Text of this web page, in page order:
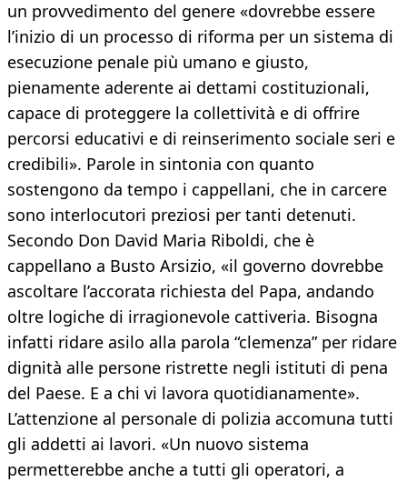
un provvedimento del genere «dovrebbe essere
l’inizio di un processo di riforma per un sistema di
esecuzione penale più umano e giusto,
pienamente aderente ai dettami costituzionali,
capace di proteggere la collettività e di offrire
percorsi educativi e di reinserimento sociale seri e
credibili». Parole in sintonia con quanto
sostengono da tempo i cappellani, che in carcere
sono interlocutori preziosi per tanti detenuti.
Secondo Don David Maria Riboldi, che è
cappellano a Busto Arsizio, «il governo dovrebbe
ascoltare l’accorata richiesta del Papa, andando
oltre logiche di irragionevole cattiveria. Bisogna
infatti ridare asilo alla parola “clemenza” per ridare
dignità alle persone ristrette negli istituti di pena
del Paese. E a chi vi lavora quotidianamente».
L’attenzione al personale di polizia accomuna tutti
gli addetti ai lavori. «Un nuovo sistema
permetterebbe anche a tutti gli operatori, a